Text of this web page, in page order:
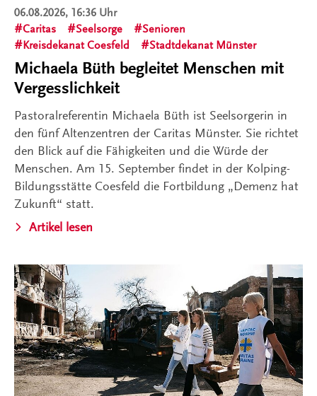
06.08.2026, 16:36 Uhr
Caritas
Seelsorge
Senioren
Kreisdekanat Coesfeld
Stadtdekanat Münster
Michaela Büth begleitet Menschen mit
Vergesslichkeit
Pastoralreferentin Michaela Büth ist Seelsorgerin in
den fünf Altenzentren der Caritas Münster. Sie richtet
den Blick auf die Fähigkeiten und die Würde der
Menschen. Am 15. September findet in der Kolping-
Bildungsstätte Coesfeld die Fortbildung „Demenz hat
Zukunft“ statt.
Artikel lesen